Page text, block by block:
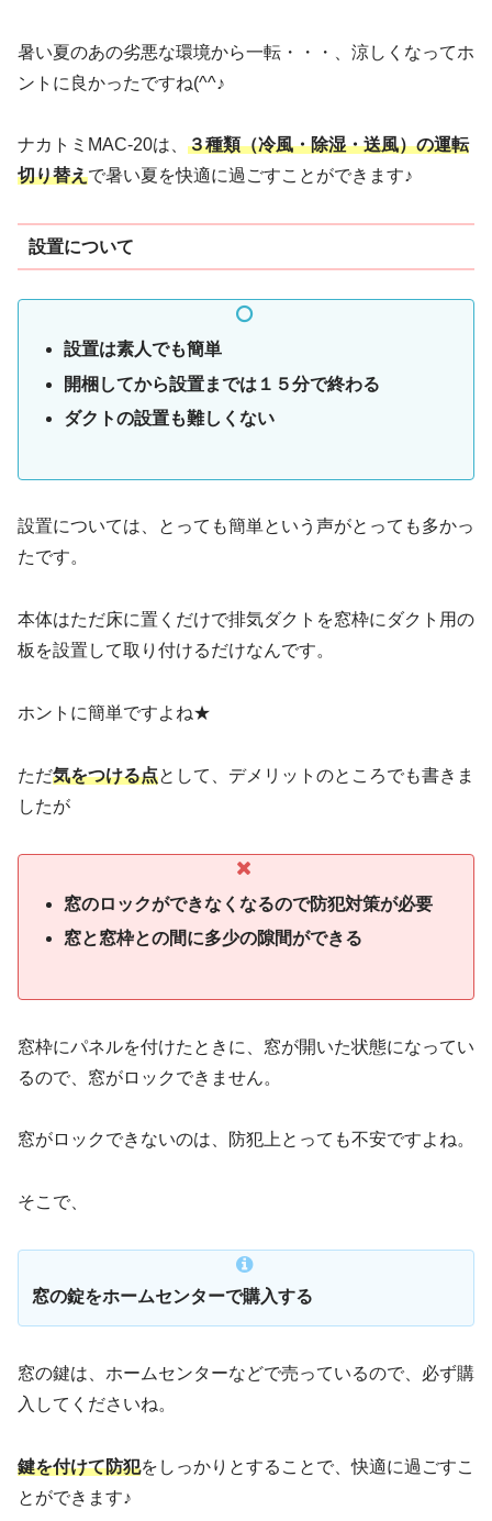
暑い夏のあの劣悪な環境から一転・・・、涼しくなってホ
ントに良かったですね(^^♪
ナカトミMAC-20は、 ３種類（冷風・除湿・送風）の運転
切り替えで暑い夏を快適に過ごすことができます♪
設置について
設置は素人でも簡単
開梱してから設置までは１５分で終わる
ダクトの設置も難しくない
設置については、とっても簡単という声がとっても多かっ
たです。
本体はただ床に置くだけで排気ダクトを窓枠にダクト用の
板を設置して取り付けるだけなんです。
ホントに簡単ですよね★
ただ気をつける点として、デメリットのところでも書きま
したが
窓のロックができなくなるので防犯対策が必要
窓と窓枠との間に多少の隙間ができる
窓枠にパネルを付けたときに、窓が開いた状態になってい
るので、窓がロックできません。
窓がロックできないのは、防犯上とっても不安ですよね。
そこで、
窓の錠をホームセンターで購入する
窓の鍵は、ホームセンターなどで売っているので、必ず購
入してくださいね。
鍵を付けて防犯をしっかりとすることで、快適に過ごすこ
とができます♪